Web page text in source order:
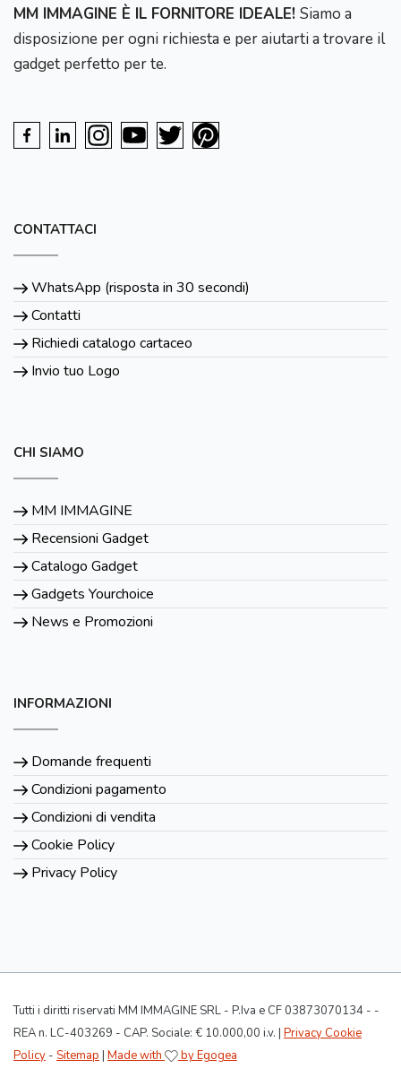
MM IMMAGINE È IL FORNITORE IDEALE! Siamo a
disposizione per ogni richiesta e per aiutarti a trovare il
gadget perfetto per te.
CONTATTACI
WhatsApp (risposta in 30 secondi)
Contatti
Richiedi catalogo cartaceo
Invio tuo Logo
CHI SIAMO
MM IMMAGINE
Recensioni Gadget
Catalogo Gadget
Gadgets Yourchoice
News e Promozioni
INFORMAZIONI
Domande frequenti
Condizioni pagamento
Condizioni di vendita
Cookie Policy
Privacy Policy
Tutti i diritti riservati MM IMMAGINE SRL - P.Iva e CF 03873070134 - -
REA n. LC-403269 - CAP. Sociale: € 10.000,00 i.v. | Privacy Cookie
Policy - Sitemap | Made with by Egogea